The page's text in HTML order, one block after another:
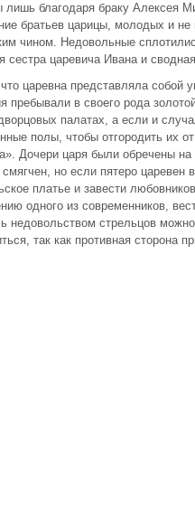
лишь благодаря браку Алексея
братьев царицы, молодых и
чином. Недовольные
сестра царевича Ивана и
царевна представляла
пребывали в своего рода
палатах, а если и
полы, чтобы отгородить их
Дочери царя были обречены
но если пятеро царевен
платье и завести
одного из современников,
недовольством стрельцов
так как противная сторона